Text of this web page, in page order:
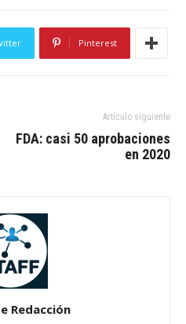
Pinterest
Artículo siguiente
FDA: casi 50 aprobaciones
en 2020
Redacción